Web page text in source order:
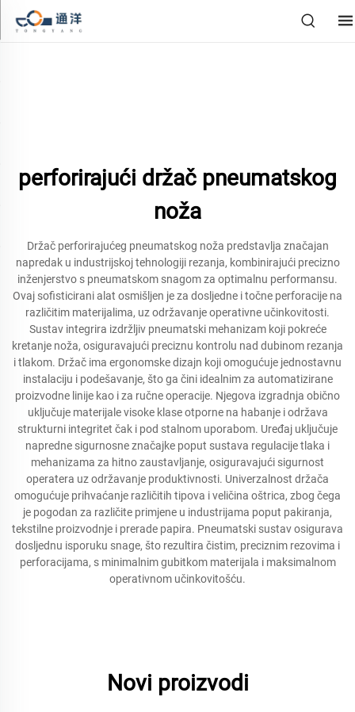
perforirajući držač pneumatskog
noža
Držač perforirajućeg pneumatskog noža predstavlja značajan
napredak u industrijskoj tehnologiji rezanja, kombinirajući precizno
inženjerstvo s pneumatskom snagom za optimalnu performansu.
Ovaj sofisticirani alat osmišljen je za dosljedne i točne perforacije na
različitim materijalima, uz održavanje operativne učinkovitosti.
Sustav integrira izdržljiv pneumatski mehanizam koji pokreće
kretanje noža, osiguravajući preciznu kontrolu nad dubinom rezanja
i tlakom. Držač ima ergonomske dizajn koji omogućuje jednostavnu
instalaciju i podešavanje, što ga čini idealnim za automatizirane
proizvodne linije kao i za ručne operacije. Njegova izgradnja obično
uključuje materijale visoke klase otporne na habanje i održava
strukturni integritet čak i pod stalnom uporabom. Uređaj uključuje
napredne sigurnosne značajke poput sustava regulacije tlaka i
mehanizama za hitno zaustavljanje, osiguravajući sigurnost
operatera uz održavanje produktivnosti. Univerzalnost držača
omogućuje prihvaćanje različitih tipova i veličina oštrica, zbog čega
je pogodan za različite primjene u industrijama poput pakiranja,
tekstilne proizvodnje i prerade papira. Pneumatski sustav osigurava
dosljednu isporuku snage, što rezultira čistim, preciznim rezovima i
perforacijama, s minimalnim gubitkom materijala i maksimalnom
operativnom učinkovitošću.
Novi proizvodi